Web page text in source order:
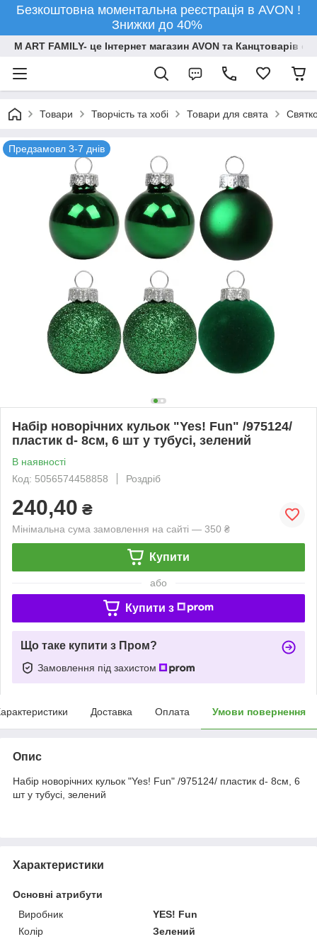
Безкоштовна моментальна реєстрація в AVON !
Знижки до 40%
M ART FAMILY- це Інтернет магазин AVON та Канцтоварів
Товари Творчiсть та хобi Товари для свята
Предзамовл 3-7 днів
Набір новорічних кульок "Yes! Fun" /975124/
пластик d- 8см, 6 шт у тубусі, зелений
В наявності
Код: 5056574458858
Роздріб
240,40 ₴
Мінімальна сума замовлення на сайті — 350 ₴
Купити
або
Купити з
Що таке купити з Пром?
Замовлення під захистом
Доставка Оплата Умови повернення
Опис
Набір новорічних кульок "Yes! Fun" /975124/ пластик d- 8см, 6
шт у тубусі, зелений
Характеристики
Основні атрибути
Виробник
YES! Fun
Колір
Зелений